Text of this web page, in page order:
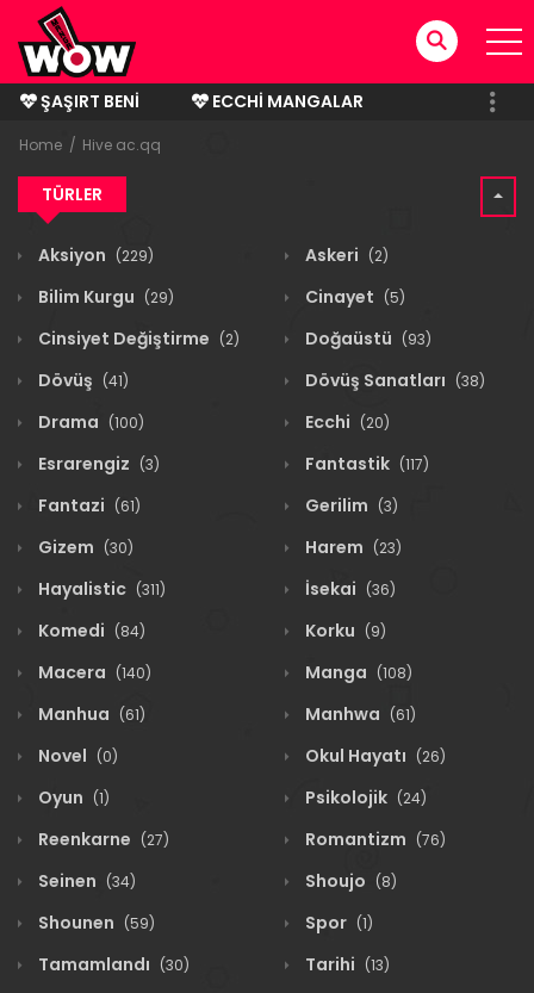
ŞAŞIRT BENI
ECCHI MANGALAR
BITMIŞ MANGALAR
Home Hive ac.qq
TÜRLER
Aksiyon (229) Askeri (2)
Bilim Kurgu (29) Cinayet (5)
Cinsiyet Değiştirme (2) Doğaüstü (93)
Dövüş (41) Dövüş Sanatları (38)
Drama (100) Ecchi (20)
Esrarengiz (3) Fantastik (117)
Fantazi (61) Gerilim (3)
Gizem (30) Harem (23)
Hayalistic (311) İsekai (36)
Komedi (84) Korku (9)
Macera (140) Manga (108)
Manhua (61) Manhwa (61)
Novel (0) Okul Hayatı (26)
Oyun (1) Psikolojik (24)
Reenkarne (27) Romantizm (76)
Seinen (34) Shoujo (8)
Shounen (59) Spor (1)
Tamamlandı (30) Tarihi (13)